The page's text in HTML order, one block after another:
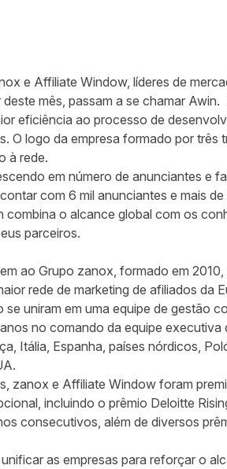
e Affiliate Window, líderes de
mês, passam a se chamar Awin.
eficiência ao processo de
O logo da empresa formado por três
à rede.
em número de anunciantes e
com 6 mil anunciantes e mais
combina o alcance global com os
parceiros.
ao Grupo zanox, formado em
rede de marketing de afiliados da
uniram em uma equipe de gestão
no comando da equipe
Itália, Espanha, países nórdicos,
zanox e Affiliate Window foram
incluindo o prêmio Deloitte
consecutivos, além de diversos
as empresas para reforçar o